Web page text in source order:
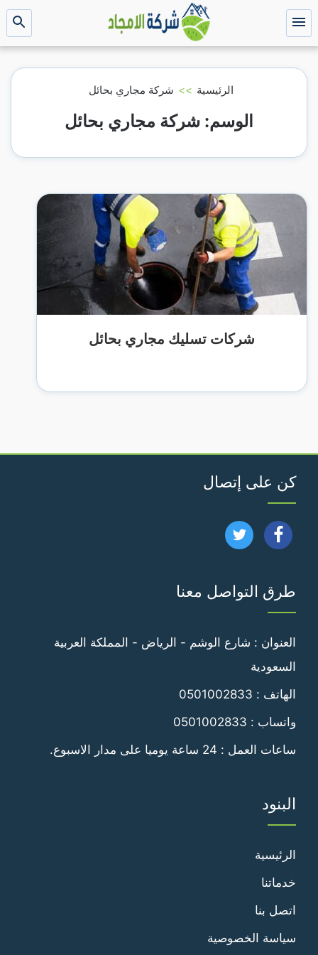
التجاوز
إلى القائمة
بحث
عن
الرئيسية >> شركة مجاري بحائل
الوسم: شركة مجاري بحائل
شركات تسليك مجاري بحائل
كن على إتصال
تابعنا
فيسبوك
تابعنا
طرق التواصل معنا
العنوان : شارع الوشم - الرياض - المملكة العربية
السعودية
الهاتف : 0501002833
واتساب : 0501002833
ساعات العمل : 24 ساعة يوميا على مدار الاسبوع.
البنود
الرئيسية
خدماتنا
اتصل بنا
سياسة الخصوصية